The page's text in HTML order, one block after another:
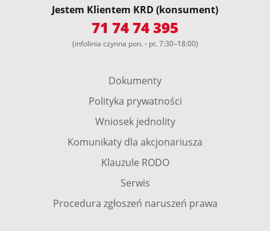
Jestem Klientem KRD (konsument)
71 74 74 395
(infolinia czynna pon. - pt. 7:30–18:00)
Dokumenty
Polityka prywatności
Wniosek jednolity
Komunikaty dla akcjonariusza
Klauzule RODO
Serwis
Procedura zgłoszeń naruszeń prawa